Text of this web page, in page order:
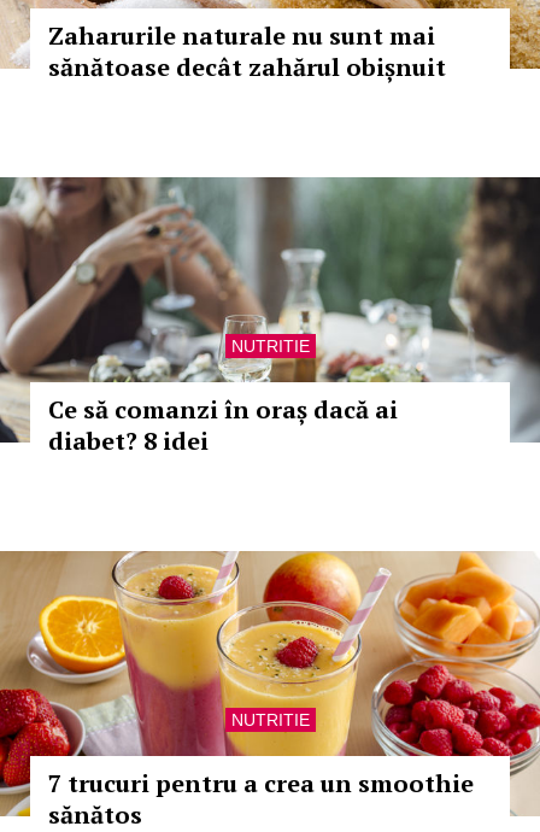
Zaharurile naturale nu sunt mai
sănătoase decât zahărul obișnuit
NUTRITIE
Ce să comanzi în oraș dacă ai
diabet? 8 idei
NUTRITIE
7 trucuri pentru a crea un smoothie
sănătos